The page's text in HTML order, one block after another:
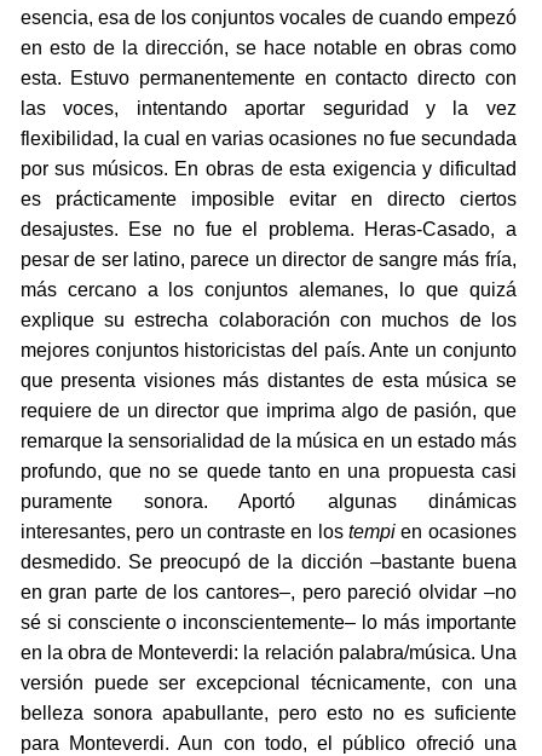
esencia, esa de los conjuntos vocales de cuando empezó
en esto de la dirección, se hace notable en obras como
esta. Estuvo permanentemente en contacto directo con
las voces, intentando aportar seguridad y la vez
flexibilidad, la cual en varias ocasiones no fue secundada
por sus músicos. En obras de esta exigencia y dificultad
es prácticamente imposible evitar en directo ciertos
desajustes. Ese no fue el problema. Heras-Casado, a
pesar de ser latino, parece un director de sangre más fría,
más cercano a los conjuntos alemanes, lo que quizá
explique su estrecha colaboración con muchos de los
mejores conjuntos historicistas del país. Ante un conjunto
que presenta visiones más distantes de esta música se
requiere de un director que imprima algo de pasión, que
remarque la sensorialidad de la música en un estado más
profundo, que no se quede tanto en una propuesta casi
puramente sonora. Aportó algunas dinámicas
interesantes, pero un contraste en lostempi en ocasiones
desmedido. Se preocupó de la dicción –bastante buena
en gran parte de los cantores–, pero pareció olvidar –no
sé si consciente o inconscientemente– lo más importante
en la obra de Monteverdi: la relación palabra/música. Una
versión puede ser excepcional técnicamente, con una
belleza sonora apabullante, pero esto no es suficiente
para Monteverdi. Aun con todo, el público ofreció una